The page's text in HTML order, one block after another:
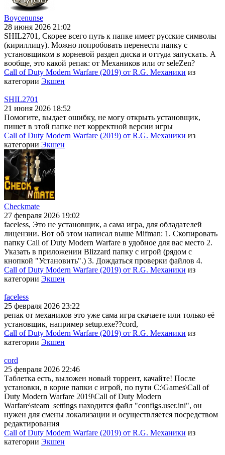
Boycenunse
28 июня 2026 21:02
SHIL2701, Скорее всего путь к папке имеет русские символы
(кириллицу). Можно попробовать перенести папку с
установщиком в корневой раздел диска и оттуда запускать. А
вообще, это какой репак: от Механиков или от seleZen?
Call of Duty Modern Warfare (2019) от R.G. Механики из
категории Экшен
SHIL2701
21 июня 2026 18:52
Помогите, выдает ошибку, не могу открыть установщик,
пишет в этой папке нет корректной версии игры
Call of Duty Modern Warfare (2019) от R.G. Механики из
категории Экшен
Checkmate
27 февраля 2026 19:02
faceless, Это не установщик, а сама игра, для обладателей
лицензии. Вот об этом написал выше Mifman: 1. Скопировать
папку Call of Duty Modern Warfare в удобное для вас место 2.
Указать в приложении Blizzard папку с игрой (рядом с
кнопкой "Установить".) 3. Дождаться проверки файлов 4.
Call of Duty Modern Warfare (2019) от R.G. Механики из
категории Экшен
faceless
25 февраля 2026 23:22
репак от механиков это уже сама игра скачаете или только её
установщик, например setup.exe??cord,
Call of Duty Modern Warfare (2019) от R.G. Механики из
категории Экшен
cord
25 февраля 2026 22:46
Таблетка есть, выложен новый торрент, качайте! После
установки, в корне папки с игрой, по пути C:\Games\Call of
Duty Modern Warfare 2019\Call of Duty Modern
Warfare\steam_settings находится файл "configs.user.ini", он
нужен для смены локализации и осуществляется посредством
редактирования
Call of Duty Modern Warfare (2019) от R.G. Механики из
категории Экшен